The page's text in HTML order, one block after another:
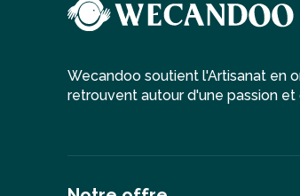
Wecandoo soutient l'Artisanat en
retrouvent autour d'une passion